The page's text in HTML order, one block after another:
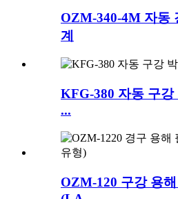
OZM-340-4M 자동
계
KFG-380 자동 구
...
OZM-120 구강 용